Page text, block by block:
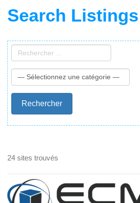
Search Listings
Rechercher
24 sites trouvés